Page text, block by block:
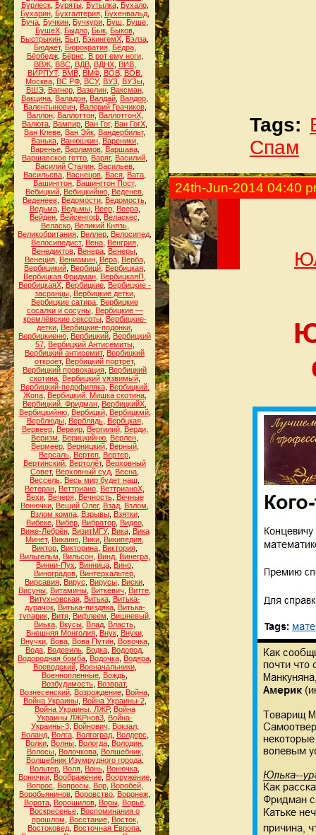
Бурлеск, Буряты, Бутылка, Бухало,
Бухарин, Бухгалтерия, Бухенвальд,
Буча Бучкин Бучкури Буш Буше
БушеХ, Быдло, Бык, Быков,
Быстрыкин Быт, БэкингемХ Бэлза
Бюджет, Бюрократия, Бёдра,
Бёрбедж, Бёрнс В рот ему ноги,
ВВЖ, ВВС, ВДВ, ВДНХ, ВИВ,
ВИРПУТ, ВМВ, ВМФ, ВОВ, ВОВ.
Москва, ВС РФ, ВСУ, ВУЗ ВУЗы,
ВШЭ, Вагнер, Вазелин, Ваксман,
Вакцина Валадон Валдай Валдор
Валентынович
Валерий Грачиков,
Валлон, Валлоттон, ВаллоттонХ,
Валюта Вампир Ван Гог, Ван ГогХ
Ван Клеве Ван Эйк Вандербильт,
Ванька Ванюшкин Вареники
Варенье, Варламов, Варшава,
Варшавское гетто Варяг, Василий
Василий Сталин, Васильев,
Васильева Васнецов Вася Вата
Вашингтон Вашингтон Пост,
Вебицкий Вебицкийню Веденев
Веденеев Ведомости Ведомость
Ведьма, Ведьмы, Веер, Веера,
Вейден Вейсенгоф Веласкес
Веласко, Великий Князь,
Великобритания Веллер Велосипед
Велосипедист, Вена Венгрия
Венедиктов Венера Венеры
Венеция, Вениамин, Вера, Верба,
Вербицикий Вербицй Вербицкая
Вербицкая Фридман ВербицкаяП
ВербицкаяХ Вербицкие Вербицкие -
засранцы, Вербицкие детки,
Вербицкие сатира Вербицкие
сосалки и сосуны, Вербицкие —
кремлёвские сексоты, Вербицкие-
детки Вербицкие-подонки
Вербицкиеню Вербицкий Вербицкий
57, Вербицкий Антисемиты,
Вербицкий антисемит, Вербицкий
откроет, Вербицкий портрет,
Вербицкий провокация Вербицкий
скотина, Вербицкий уязвимый,
Вербицкий-педофиляка, Вербицкий.
Жопа, Вербицкий. Мишка скотина,
Вербицкий. Фридман ВербицкийХ
Вербицкийню, Вербицкй, Вербицкмй,
Верблюды, Верблядь, Вербцкая,
Вервеер, Вервир, Вергилий, Верди,
Веризм
Верицкийню Верлен
Вермеер, Верницкий, Верный,
Версаль Вертеп Вертер
Вертинский Вертолёт, Верховный
Совет, Верховный суд Весна
Вессель Весь мир будет наш
Ветеран Веттриано ВеттрианоХ
Вехи, Вечеря, Вечность, Вечные
Вонючки Вещий Олег, Взад Взлом
Взлом компа, Взрывы, Взятки,
Вибеке, Вибер, Вибратор, Видео,
Виже-Лебрён, ВизитМГУ, Вика, Вика
Минет, Виканю Вики Википедия
Виктор Викторина Виктория
Вильгельм
Вильсон, Винд, Винегра,
Винни-Пух
Винница Вино
Виноградов Винтерхальтер
Вирсавия Вирус Вирусы Виски
Висуны Витамины Виткевич Витте
Витухновская, Витька, Витька-
дурачок, Витька-пиздяка, Витька-
тупарик, Витя, Вифлеем Вишневый,
Виька Вкусы Влад Власть
Внешняя Монголия, Внук, Внуки,
Внучки, Вова, Вова Путин, Вовочка,
Вода Водевиль Водка Водород
Водородная бомба Водочка Водяра
Воеводский, Военачальники,
Военнопленные Вождь
Возбудимость Возврат,
Вознесенский Возрождение Война
Война Украины, Война Украины-2,
Война Украины. ЛЖР, Война
Украины.ЛЖРнов3 Война-
Украины-3, Войнович Вокзал,
Воланд, Волга, Волгоград, Волдерс
Волки Волны Вологда Володин
Волосы, Волочкова, Волшебник,
Волшебник Изумрудного города,
Вольтер Воля Вонь Вонючка
Вонючки, Воображение, Вооружение,
Вопрос
Вопросы, Вор, Воробей,
Воробьянинов Воровство Воронеж
Ворота, Ворошилов, Воры, Ворьё,
Воскресенье Воспоминания о
прошлом
Восстание, Восток,
Востоковед Восточная Европа
Tags:
Спам
24th-Jun-2014 04:40